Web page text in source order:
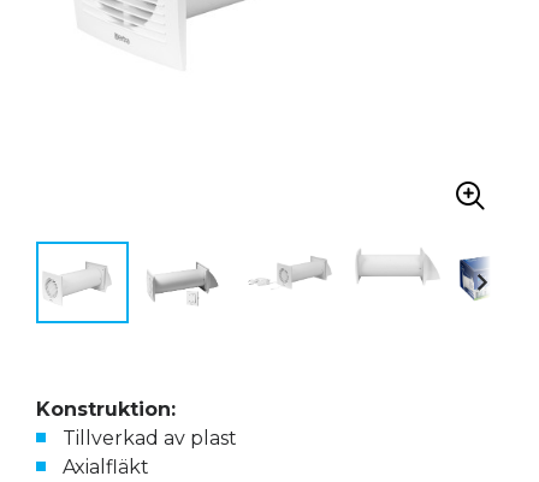
Konstruktion:
Tillverkad av plast
Axialfläkt